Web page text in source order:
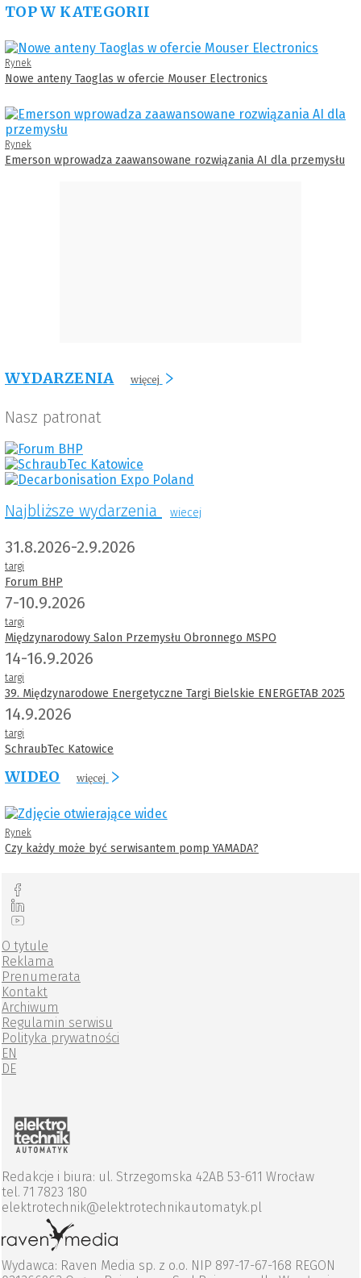
TOP W KATEGORII
Rynek
Nowe anteny Taoglas w ofercie Mouser Electronics
Rynek
Emerson wprowadza zaawansowane rozwiązania AI dla przemysłu
WYDARZENIA więcej
Nasz patronat
Najbliższe wydarzenia wiecej
31.8.2026-2.9.2026
targi
Forum BHP
7-10.9.2026
targi
Międzynarodowy Salon Przemysłu Obronnego MSPO
14-16.9.2026
targi
39. Międzynarodowe Energetyczne Targi Bielskie ENERGETAB 2025
14.9.2026
targi
SchraubTec Katowice
WIDEO więcej
Rynek
Czy każdy może być serwisantem pomp YAMADA?
O tytule
Reklama
Prenumerata
Kontakt
Archiwum
Regulamin serwisu
Polityka prywatności
EN
DE
Redakcje i biura: ul. Strzegomska 42AB 53-611 Wrocław
tel. 71 7823 180
elektrotechnik@elektrotechnikautomatyk.pl
Wydawca: Raven Media sp. z o.o. NIP 897-17-67-168 REGON